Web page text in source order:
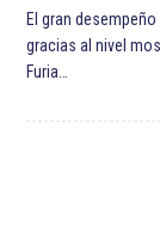
El gran
gracias al nivel
Furia…